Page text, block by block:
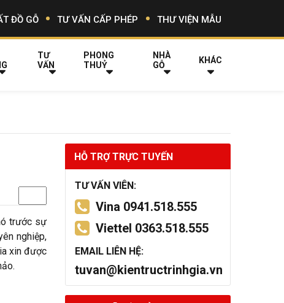
ĐỒ GỖ TƯ VẤN CẤP PHÉP THƯ VIỆN MẪU
TƯ
VẤN
PHONG
THUỶ
NHÀ
GỖ
KHÁC
trước sự
nghiệp,
xin được
HỖ TRỢ TRỰC TUYẾN
TƯ VẤN VIÊN:
Vina 0941.518.555
Viettel 0363.518.555
EMAIL LIÊN HỆ:
tuvan@kientructrinhgia.vn